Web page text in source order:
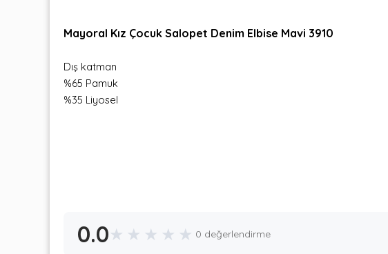
Mayoral Kız Çocuk Salopet Denim Elbise Mavi 3910
Dış katman
%65 Pamuk
%35 Liyosel
0.0★ ★ ★ ★ ★ 0 değerlendirme